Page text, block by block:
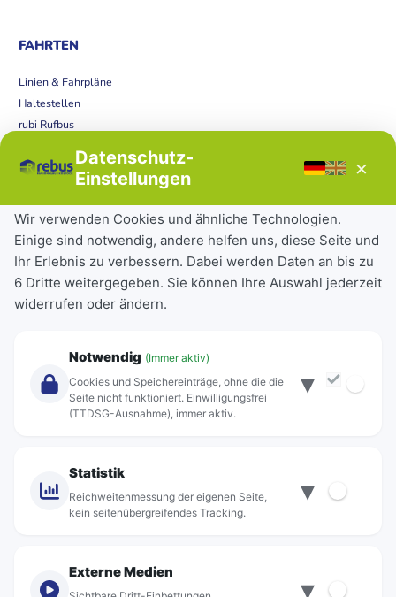
FAHRTEN
Linien & Fahrpläne
Haltestellen
rubi Rufbus
Störungen
Tickets & Tarife
Deutschlandticket
Schülerkarte
Einzeltickets
Abonnements
Über Rebus
Standorte
Datenschutz-
Einstellungen
×
Wir verwenden Cookies und ähnliche Technologien.
Einige sind notwendig, andere helfen uns, diese Seite und
Ihr Erlebnis zu verbessern. Dabei werden Daten an bis zu
6 Dritte weitergegeben. Sie können Ihre Auswahl jederzeit
widerrufen oder ändern.
Notwendig (Immer aktiv)
Cookies und Speichereinträge, ohne die die
Seite nicht funktioniert. Einwilligungsfrei
(TTDSG-Ausnahme), immer aktiv.
▾
Statistik
Reichweitenmessung der eigenen Seite,
kein seitenübergreifendes Tracking.
▾
Externe Medien
▾